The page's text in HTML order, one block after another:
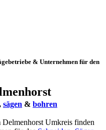
& Unternehmen für den
sägen & bohren
Umkreis finden